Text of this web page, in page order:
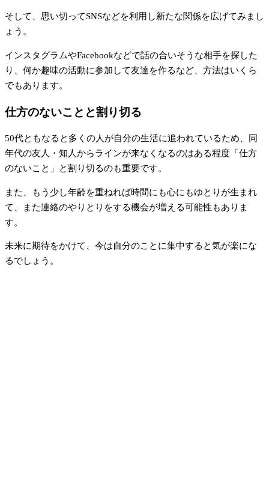
そして、思い切ってSNSなどを利用し新たな関係を広げてみまし
ょう。
インスタグラムやFacebookなどで話の合いそうな相手を探した
り、何か趣味の活動に参加して友達を作るなど、方法はいくら
でもあります。
仕方のないことと割り切る
50代ともなると多くの人が自分の生活に追われているため、同
年代の友人・知人からラインが来なくなるのはある程度「仕方
のないこと」と割り切るのも重要です。
また、もう少し年齢を重ねれば時間にも心にもゆとりが生まれ
て、また連絡のやりとりをする機会が増える可能性もありま
す。
未来に期待をかけて、今は自分のことに集中すると気が楽にな
るでしょう。